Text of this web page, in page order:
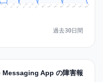
Jul 26 Jul 27 Jul 28 Jul 29 Jul 30 Jul 31 Aug 1 Aug 2 Aug 3 Aug 4 Aug 5 Aug 6 Aug 7 Aug 8
過去30日間
App の障害報